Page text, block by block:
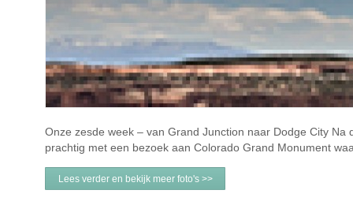
Onze zesde week – van Grand Junction naar Dodge City
prachtig met een bezoek aan Colorado Grand Monument
Lees verder en bekijk meer foto's >>